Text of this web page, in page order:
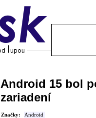
Android 15 bol
zariadení
Značky: Android